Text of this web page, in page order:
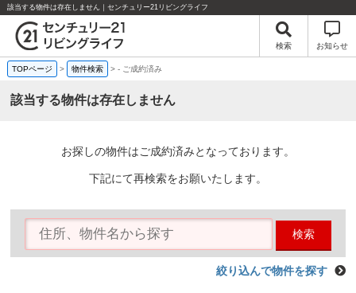
該当する物件は存在しません｜センチュリー21リビングライフ
検索 お知らせ
TOPページ > 物件検索 >- ご成約済み
該当する物件は存在しません
お探しの物件はご成約済みとなっております。
下記にて再検索をお願いたします。
検索
絞り込んで物件を探す